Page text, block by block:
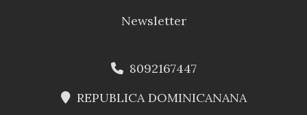
Newsletter
8092167447
REPUBLICA DOMINICANANA